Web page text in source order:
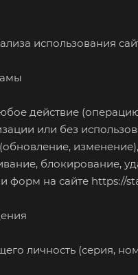
использования
действие
или без
блокирование,
форм на сайте https://
личность (серия,